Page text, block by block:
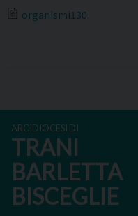
organismi130
ARCIDIOCESI DI
TRANI
BARLETTA
BISCEGLIE